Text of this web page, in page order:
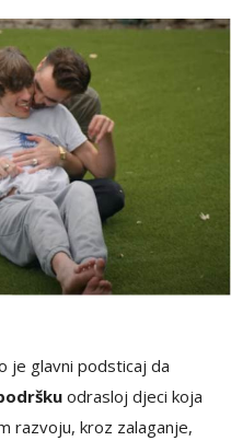
je glavni podsticaj da
odrasloj djeci koja
razvoju, kroz zalaganje,